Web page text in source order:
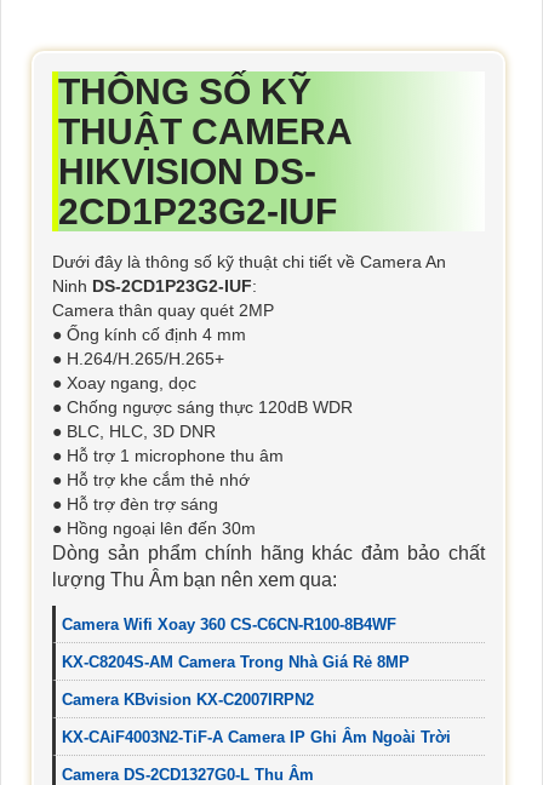
THÔNG SỐ KỸ
THUẬT CAMERA
HIKVISION DS-
2CD1P23G2-IUF
Dưới đây là thông số kỹ thuật chi tiết về Camera An
Ninh DS-2CD1P23G2-IUF:
Camera thân quay quét 2MP
● Ống kính cố định 4 mm
● H.264/H.265/H.265+
● Xoay ngang, dọc
● Chống ngược sáng thực 120dB WDR
● BLC, HLC, 3D DNR
● Hỗ trợ 1 microphone thu âm
● Hỗ trợ khe cắm thẻ nhớ
● Hỗ trợ đèn trợ sáng
● Hồng ngoại lên đến 30m
Dòng sản phẩm chính hãng khác đảm bảo chất
lượng Thu Âm bạn nên xem qua:
Camera Wifi Xoay 360 CS-C6CN-R100-8B4WF
KX-C8204S-AM Camera Trong Nhà Giá Rẻ 8MP
Camera KBvision KX-C2007IRPN2
KX-CAiF4003N2-TiF-A Camera IP Ghi Âm Ngoài Trời
Camera DS-2CD1327G0-L Thu Âm